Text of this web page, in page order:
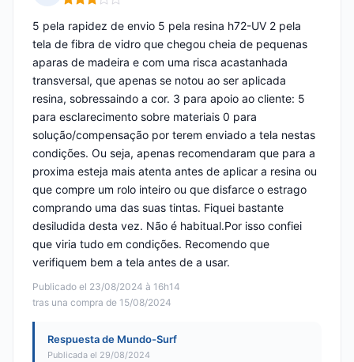
Nota: 3 de 5
Publicado el 23/08/2024 à 16h14
tras una compra de 15/08/2024
5 pela rapidez de envio 5 pela resina h72-UV 2 pela
tela de fibra de vidro que chegou cheia de pequenas
aparas de madeira e com uma risca acastanhada
transversal, que apenas se notou ao ser aplicada
resina, sobressaindo a cor. 3 para apoio ao cliente: 5
para esclarecimento sobre materiais 0 para
solução/compensação por terem enviado a tela nestas
condições. Ou seja, apenas recomendaram que para a
proxima esteja mais atenta antes de aplicar a resina ou
que compre um rolo inteiro ou que disfarce o estrago
comprando uma das suas tintas. Fiquei bastante
desiludida desta vez. Não é habitual.Por isso confiei
que viria tudo em condições. Recomendo que
verifiquem bem a tela antes de a usar.
Respuesta de Mundo-Surf
Publicada el 29/08/2024